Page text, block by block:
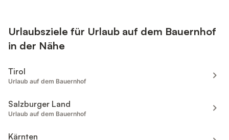
Urlaubsziele für Urlaub auf dem Bauernhof
in der Nähe
Tirol
Urlaub auf dem Bauernhof
Salzburger Land
Urlaub auf dem Bauernhof
Kärnten